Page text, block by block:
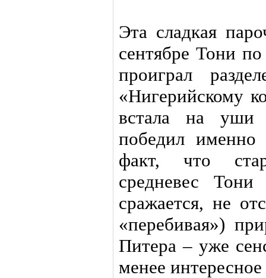
Эта сладкая
сентябре Тони
проиграл
«Нигерийскому
встала на
победил
факт, что
средневес
сражается, не
«перебивая»)
Питера – уже
менее